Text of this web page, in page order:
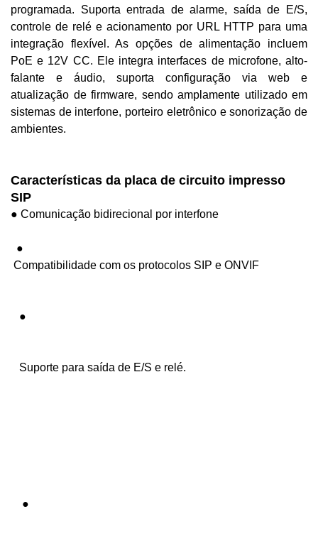
programada. Suporta entrada de alarme, saída de E/S,
controle de relé e acionamento por URL HTTP para uma
integração flexível.As opções de alimentação incluem
PoE e 12V CC. Ele integra interfaces de microfone, alto-
falante e áudio, suporta configuração via web e
atualização de firmware, sendo amplamente utilizado em
sistemas de interfone, porteiro eletrônico e sonorização de
ambientes.
Características da placa de circuito impresso
SIP
● Comunicação bidirecional por interfone
Compatibilidade com os protocolos SIP e ONVIF